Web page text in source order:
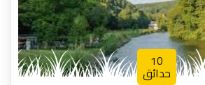
10
حدائق